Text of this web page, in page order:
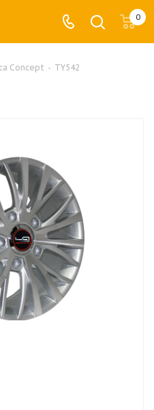
0
Concept - TY542